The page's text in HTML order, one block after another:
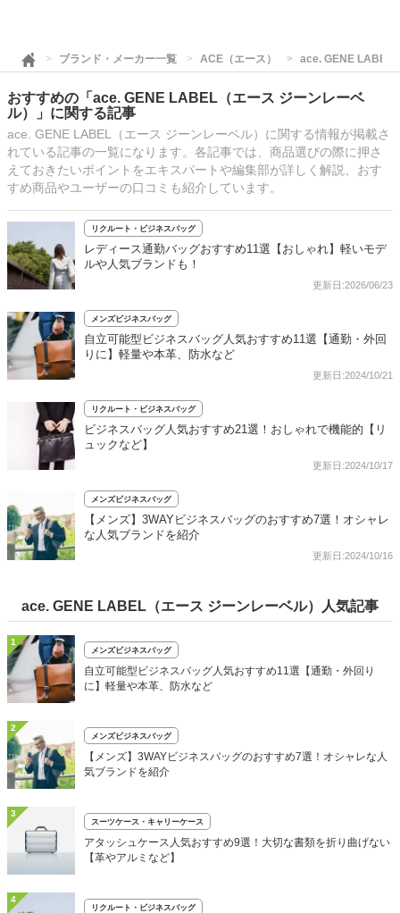
ブランド・メーカー一覧 ACE（エース） ace. GENE LABEL
おすすめの「ace. GENE LABEL（エース ジーンレーベ
ル）」に関する記事
ace. GENE LABEL（エース ジーンレーベル）に関する情報が掲載さ
れている記事の一覧になります。各記事では、商品選びの際に押さ
えておきたいポイントをエキスパートや編集部が詳しく解説、おす
すめ商品やユーザーの口コミも紹介しています。
リクルート・ビジネスバッグ
レディース通勤バッグおすすめ11選【おしゃれ】軽いモデ
ルや人気ブランドも！
更新日:2026/06/23
メンズビジネスバッグ
自立可能型ビジネスバッグ人気おすすめ11選【通勤・外回
りに】軽量や本革、防水など
更新日:2024/10/21
リクルート・ビジネスバッグ
ビジネスバッグ人気おすすめ21選！おしゃれで機能的【リ
ュックなど】
更新日:2024/10/17
メンズビジネスバッグ
【メンズ】3WAYビジネスバッグのおすすめ7選！オシャレ
な人気ブランドを紹介
更新日:2024/10/16
ace. GENE LABEL（エース ジーンレーベル）人気記事
1
メンズビジネスバッグ
自立可能型ビジネスバッグ人気おすすめ11選【通勤・外回り
に】軽量や本革、防水など
2
メンズビジネスバッグ
【メンズ】3WAYビジネスバッグのおすすめ7選！オシャレな人
気ブランドを紹介
3
スーツケース・キャリーケース
アタッシュケース人気おすすめ9選！大切な書類を折り曲げない
【革やアルミなど】
4
リクルート・ビジネスバッグ